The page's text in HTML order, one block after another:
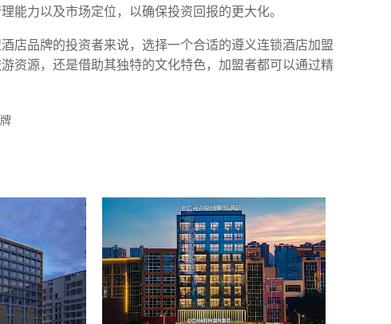
能力以及市场定位，以确保投资回报的更大化。
店品牌的投资者来说，选择一个合适的遵义连锁酒店加盟
资源，还是借助其独特的文化特色，加盟者都可以通过精